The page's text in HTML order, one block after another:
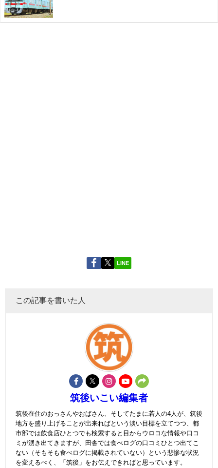
LINE
この記事を書いた人
筑後いこい編集者
筑後在住のおっさんやおばさん、そしてたまに若人の4人が、筑後
地方を盛り上げることが出来ればという淡い目標を立てつつ、都
市部では飲食店ひとつでも検索すると目からウロコな情報や口コ
ミが湧き出てきますが、田舎では食べログの口コミひとつ出てこ
ない（そもそも食べログに掲載されていない）という悲惨な状況
を変えるべく、「筑後」をお伝えできればと思っています。